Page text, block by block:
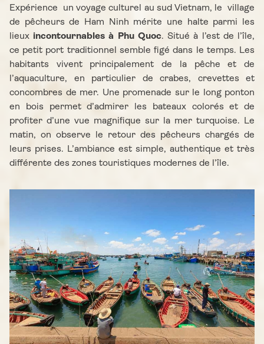
Expérience un voyage culturel au sud Vietnam, le village
de pêcheurs de Ham Ninh mérite une halte parmi les
lieux incontournables à Phu Quoc. Situé à l’est de l’île,
ce petit port traditionnel semble figé dans le temps. Les
habitants vivent principalement de la pêche et de
l’aquaculture, en particulier de crabes, crevettes et
concombres de mer. Une promenade sur le long ponton
en bois permet d’admirer les bateaux colorés et de
profiter d’une vue magnifique sur la mer turquoise. Le
matin, on observe le retour des pêcheurs chargés de
leurs prises. L’ambiance est simple, authentique et très
différente des zones touristiques modernes de l’île.